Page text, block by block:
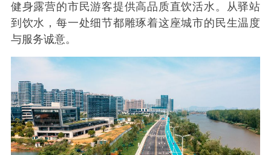
健身露营的市民游客提供高品质直饮活水。从驿站
到饮水，每一处细节都雕琢着这座城市的民生温度
与服务诚意。